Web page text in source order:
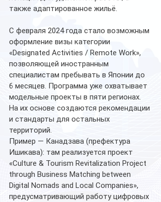
также адаптированное жильё.
С февраля 2024 года стало возможным
оформление визы категории
«Designated Activities / Remote Work»,
позволяющей иностранным
специалистам пребывать в Японии до
6 месяцев. Программа уже охватывает
модельные проекты в пяти регионах.
На их основе создаются рекомендации
и стандарты для остальных
территорий.
Пример — Канадзава (префектура
Ишикава): там реализуется проект
«Culture & Tourism Revitalization Project
through Business Matching between
Digital Nomads and Local Companies»,
предусматривающий работу цифровых